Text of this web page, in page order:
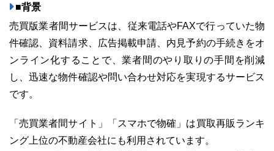
ニュース一覧 お役立ちブログ 資料ダウンロード
■背景
売買版業者間サービスは、従来電話やFAXで行っていた物
件確認、資料請求、広告掲載申請、内見予約の手続きをオ
ンライン化することで、業者間のやり取りの手間を削減
し、迅速な物件確認や問い合わせ対応を実現するサービス
です。
「売買業者間サイト」「スマホで物確」は買取再販ランキ
ング上位の不動産会社にも利用されています。